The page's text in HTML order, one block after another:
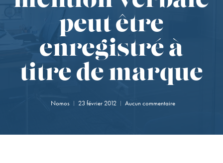
peut être
enregistré à
titre de marque
Nomos 23 février 2012 Aucun commentaire